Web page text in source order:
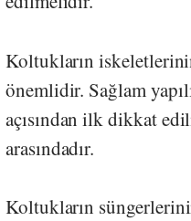
Koltukların
önemlidir. Sağlam
açısından ilk dikkat
arasındadır.
Koltukların